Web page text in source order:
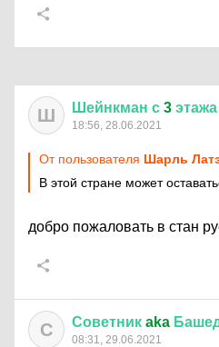
Ш Шейнкман с 3 этажа
18:56, 28.06.2021
От пользователя Шарль
В этой стране может
добро пожаловать в стан
С Советник aka
08:31, 29.06.2021